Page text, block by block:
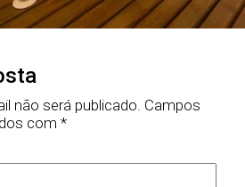
não será publicado. Campos
com *